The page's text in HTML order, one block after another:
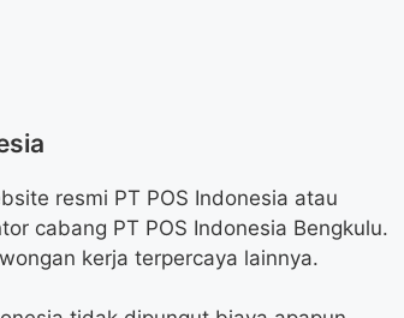
resmi PT POS Indonesia atau
cabang PT POS Indonesia Bengkulu.
kerja terpercaya lainnya.